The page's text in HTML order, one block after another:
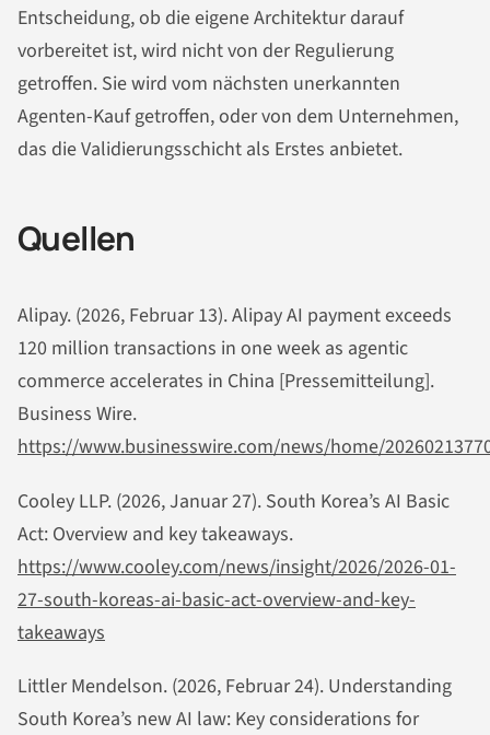
Entscheidung, ob die eigene Architektur darauf
vorbereitet ist, wird nicht von der Regulierung
getroffen. Sie wird vom nächsten unerkannten
Agenten-Kauf getroffen, oder von dem Unternehmen,
das die Validierungsschicht als Erstes anbietet.
Quellen
Alipay. (2026, Februar 13). Alipay AI payment exceeds
120 million transactions in one week as agentic
commerce accelerates in China [Pressemitteilung].
Business Wire.
https://www.businesswire.com/news/home/
Cooley LLP. (2026, Januar 27). South Korea’s AI Basic
Act: Overview and key takeaways.
https://www.cooley.com/news/insight/2026/2026-01-
27-south-koreas-ai-basic-act-overview-and-key-
takeaways
Littler Mendelson. (2026, Februar 24). Understanding
South Korea’s new AI law: Key considerations for